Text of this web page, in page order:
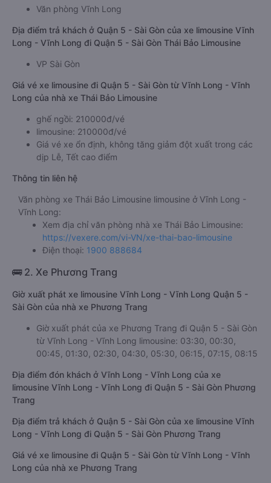
Văn phòng Vĩnh Long
Địa điểm trả khách ở Quận 5 - Sài Gòn của xe limousine Vĩnh
Long - Vĩnh Long đi Quận 5 - Sài Gòn Thái Bảo Limousine
VP Sài Gòn
Giá vé xe limousine đi Quận 5 - Sài Gòn từ Vĩnh Long - Vĩnh
Long của nhà xe Thái Bảo Limousine
ghế ngồi: 210000đ/vé
limousine: 210000đ/vé
Giá vé xe ổn định, không tăng giảm đột xuất trong các
dịp Lễ, Tết cao điểm
Thông tin liên hệ
Văn phòng xe Thái Bảo Limousine limousine ở Vĩnh Long -
Vĩnh Long:
Xem địa chỉ văn phòng nhà xe Thái Bảo Limousine:
https://vexere.com/vi-VN/xe-thai-bao-limousine
Điện thoại: 1900 888684
🚌 2. Xe Phương Trang
Giờ xuất phát xe limousine Vĩnh Long - Vĩnh Long Quận 5 -
Sài Gòn của nhà xe Phương Trang
Giờ xuất phát của xe Phương Trang đi Quận 5 - Sài Gòn
từ Vĩnh Long - Vĩnh Long limousine: 03:30, 00:30,
00:45, 01:30, 02:30, 04:30, 05:30, 06:15, 07:15, 08:15
Địa điểm đón khách ở Vĩnh Long - Vĩnh Long của xe
limousine Vĩnh Long - Vĩnh Long đi Quận 5 - Sài Gòn Phương
Trang
Địa điểm trả khách ở Quận 5 - Sài Gòn của xe limousine Vĩnh
Long - Vĩnh Long đi Quận 5 - Sài Gòn Phương Trang
Giá vé xe limousine đi Quận 5 - Sài Gòn từ Vĩnh Long - Vĩnh
Long của nhà xe Phương Trang